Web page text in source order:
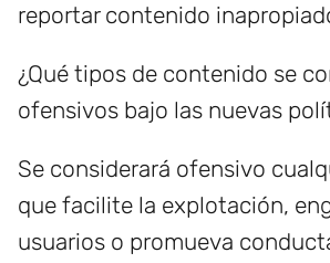
reportar contenido
¿Qué tipos de contenido se
ofensivos bajo las nuevas
Se considerará ofensivo
que facilite la explotación,
usuarios o promueva